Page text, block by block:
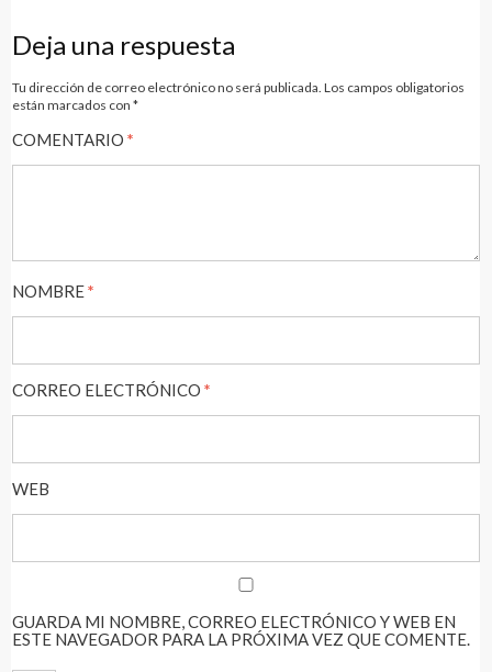
de
entradas
Deja una respuesta
Tu dirección de correo electrónico no será publicada. Los campos obligatorios
están marcados con *
COMENTARIO *
NOMBRE*
CORREO ELECTRÓNICO *
WEB
GUARDA MI NOMBRE, CORREO ELECTRÓNICO Y WEB EN
ESTE NAVEGADOR PARA LA PRÓXIMA VEZ QUE COMENTE.